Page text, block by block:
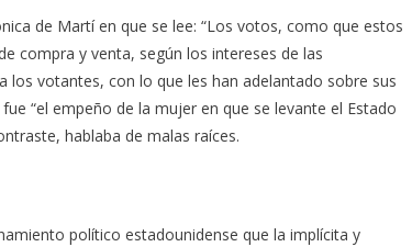
de Martí en que se lee: “Los votos, como que estos
compra y venta, según los intereses de las
votantes, con lo que les han adelantado sobre sus
“el empeño de la mujer en que se levante el Estado
hablaba de malas raíces.
político estadounidense que la implícita y